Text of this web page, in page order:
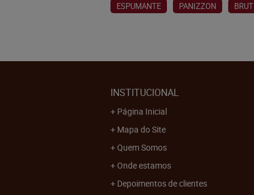
ESPUMANTE PANIZZON BRUT
INSTITUCIONAL
Página Inicial
Mapa do Site
Quem Somos
Onde estamos
Depoimentos de clientes